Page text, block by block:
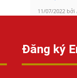
11/07/2022 bởi
Đăng ký